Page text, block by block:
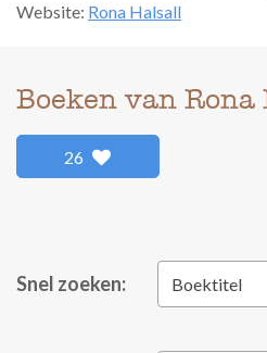
Website: Rona Halsall
Boeken van Rona
26
Snel zoeken: Boektitel